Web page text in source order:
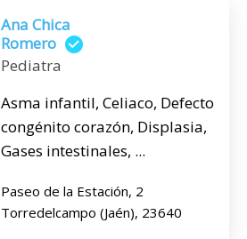
Ana Chica
Romero
Pediatra
Asma infantil, Celiaco, Defecto
congénito corazón, Displasia,
Gases intestinales, ...
Paseo de la Estación, 2
Torredelcampo (Jaén), 23640